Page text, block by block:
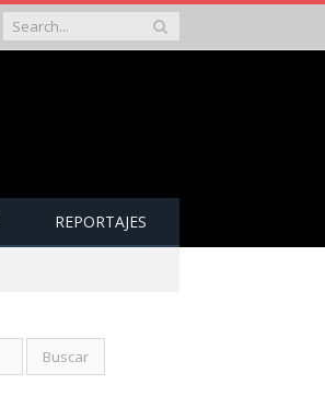
REPORTAJES